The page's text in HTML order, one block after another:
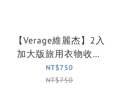
【Verage維麗杰】2入
加大版旅用衣物收納
袋/摺疊袋(2色可選)
NT$750
NT$750